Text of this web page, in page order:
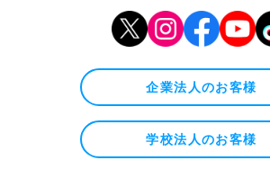
企業法人のお客様
学校法人のお客様